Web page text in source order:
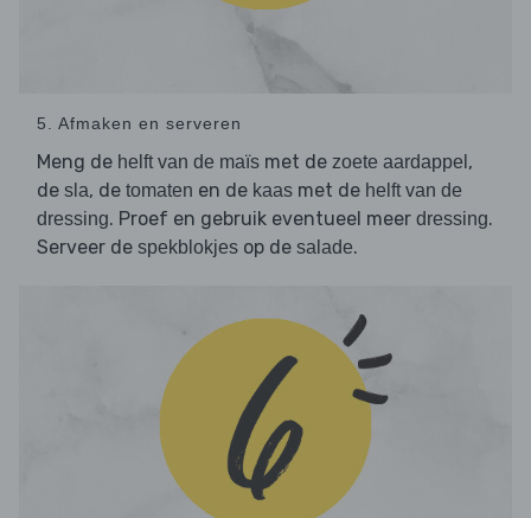
5. Afmaken en serveren
Meng de helft van de maïs met de zoete aardappel ,
de sla, de tomaten en de kaas met de helft van de
dressing. Proef en gebruik eventueel meer dressing.
Serveer de spekblokjes op de salade.